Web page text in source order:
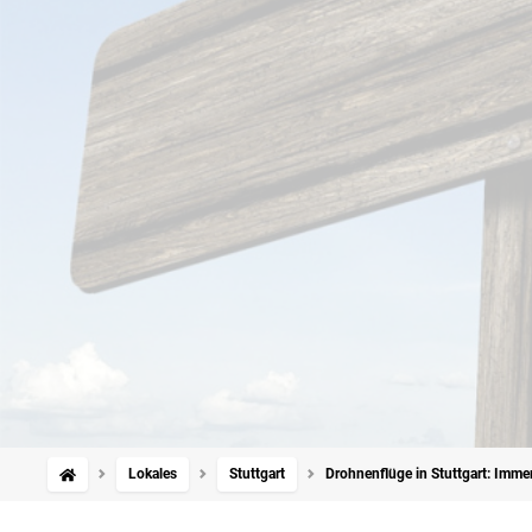
Lokales Stuttgart Drohnenflüge in Stuttgart: